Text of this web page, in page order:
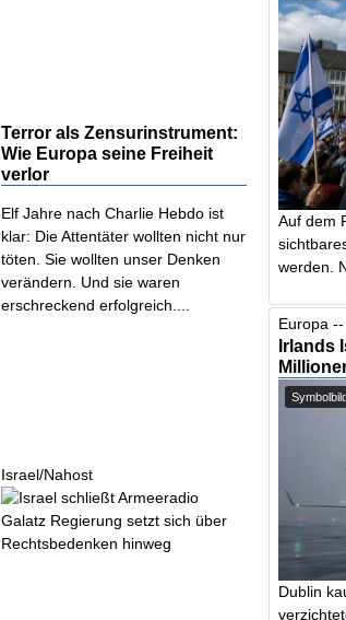
Terror als Zensurinstrument:
Wie Europa seine Freiheit
verlor
Elf Jahre nach Charlie Hebdo ist
klar: Die Attentäter wollten nicht nur
töten. Sie wollten unser Denken
verändern. Und sie waren
erschreckend erfolgreich....
Israel/Nahost
Auf dem
werden.
Europa
Irlands
Dublin